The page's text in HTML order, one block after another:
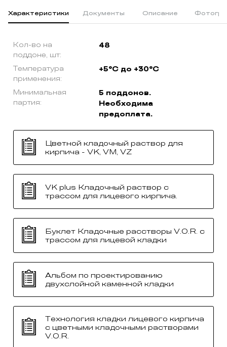
Характеристики Документы Описание
Кол-во на
поддоне, шт:
48
Температура
применения:
+5°C до +30°C
Минимальная
партия:
5 поддонов.
Необходима
предоплата.
Цветной кладочный раствор для
кирпича - VK, VM, VZ
VK plus Кладочный раствор с
трассом для лицевого кирпича.
Буклет Кладочные расстворы V.O.R. с
трассом для лицевой кладки
Альбом по проектированию
двухслойной каменной кладки
Технология кладки лицевого кирпича
с цветными кладочными растворами
V.O.R.